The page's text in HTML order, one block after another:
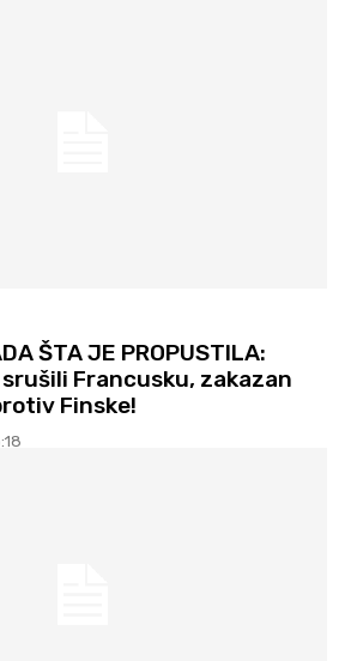
ŠTA JE PROPUSTILA:
Francusku, zakazan
Finske!